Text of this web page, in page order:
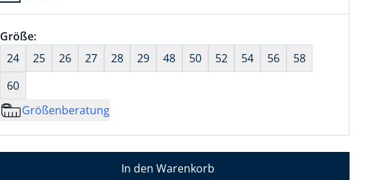
Größenauswahl:
Größe:nichts ausgewählt
24
25 26 27 28 29 48 50 52 54 56
58
60
Größenberatung
In den Warenkorb